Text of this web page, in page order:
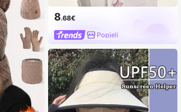
8.68€
Popjeli